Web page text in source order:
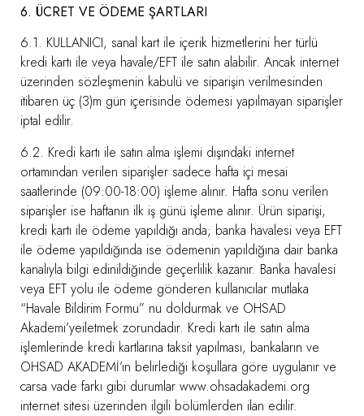
6. ÜCRET VE ÖDEME ŞARTLARI
6.1. KULLANICI, sanal kart ile içerik hizmetlerini her türlü
kredi kartı ile veya havale/EFT ile satın alabilir. Ancak internet
üzerinden sözleşmenin kabulü ve siparişin verilmesinden
itibaren üç (3)m gün içerisinde ödemesi yapılmayan siparişler
iptal edilir.
6.2. Kredi kartı ile satın alma işlemi dışındaki internet
ortamından verilen siparişler sadece hafta içi mesai
saatlerinde (09:00-18:00) işleme alınır. Hafta sonu verilen
siparişler ise haftanın ilk iş günü işleme alınır. Ürün siparişi,
kredi kartı ile ödeme yapıldığı anda; banka havalesi veya EFT
ile ödeme yapıldığında ise ödemenin yapıldığına dair banka
kanalıyla bilgi edinildiğinde geçerlilik kazanır. Banka havalesi
veya EFT yolu ile ödeme gönderen kullanıcılar mutlaka
“Havale Bildirim Formu” nu doldurmak ve OHSAD
Akademi’yeiletmek zorundadır. Kredi kartı ile satın alma
işlemlerinde kredi kartlarına taksit yapılması, bankaların ve
OHSAD AKADEMİ’ın belirlediği koşullara göre uygulanır ve
carsa vade farkı gibi durumlar www.ohsadakademi.org
internet sitesi üzerinden ilgili bölümlerden ilan edilir.